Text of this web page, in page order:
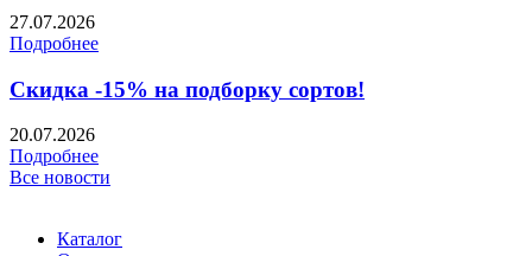
27.07.2026
Подробнее
Скидка -15% на подборку сортов!
20.07.2026
Подробнее
Все новости
Каталог